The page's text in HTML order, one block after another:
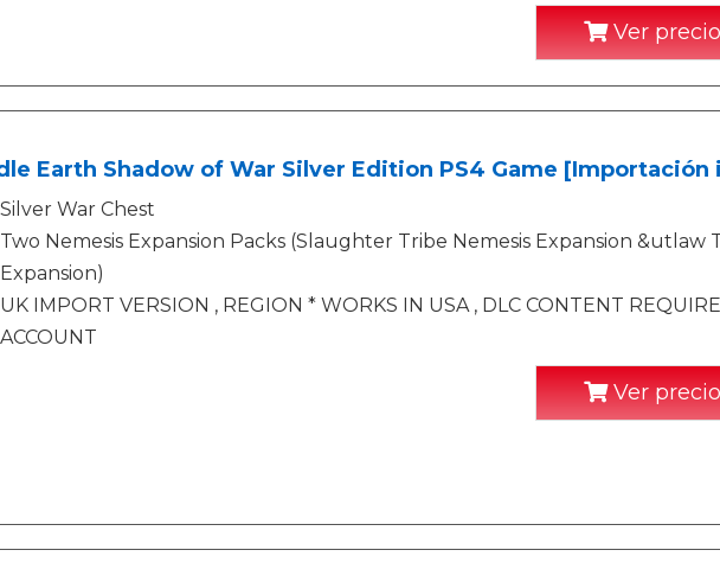
Ver
Earth Shadow of War Silver Edition PS4 Game [Importación
Silver War Chest
Two Nemesis Expansion Packs (Slaughter Tribe Nemesis Expansion &utlaw
Expansion)
UK IMPORT VERSION , REGION * WORKS IN USA , DLC CONTENT
ACCOUNT
Ver